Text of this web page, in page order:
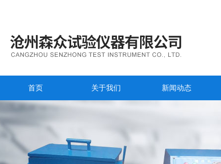
首页 关于我们 新闻动态